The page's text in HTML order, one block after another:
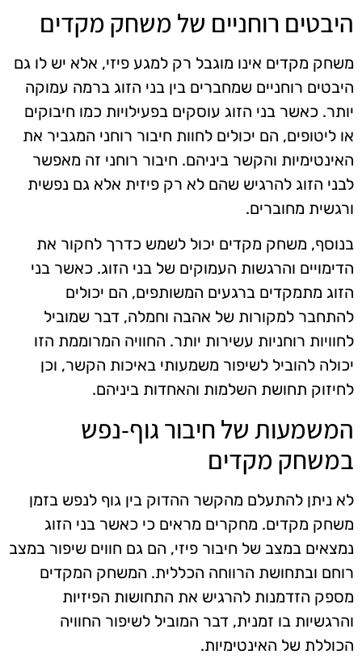
היבטים רוחניים של משחק מקדים
משחק מקדים אינו מוגבל רק למגע פיזי, אלא יש לו גם
היבטים רוחניים שמחברים בין בני הזוג ברמה עמוקה
יותר. כאשר בני הזוג עוסקים בפעילויות כמו חיבוקים
או ליטופים, הם יכולים לחוות חיבור רוחני המגביר את
האינטימיות והקשר ביניהם. חיבור רוחני זה מאפשר
לבני הזוג להרגיש שהם לא רק פיזית אלא גם נפשית
ורגשית מחוברים.
בנוסף, משחק מקדים יכול לשמש כדרך לחקור את
הדימויים והרגשות העמוקים של בני הזוג. כאשר בני
הזוג מתמקדים ברגעים המשותפים, הם יכולים
להתחבר למקורות של אהבה וחמלה, דבר שמוביל
לחוויות רוחניות עשירות יותר. החוויה המרוממת הזו
יכולה להוביל לשיפור משמעותי באיכות הקשר, וכן
לחיזוק תחושת השלמות והאחדות ביניהם.
המשמעות של חיבור גוף-נפש
במשחק מקדים
לא ניתן להתעלם מהקשר ההדוק בין גוף לנפש בזמן
משחק מקדים. מחקרים מראים כי כאשר בני הזוג
נמצאים במצב של חיבור פיזי, הם גם חווים שיפור במצב
רוחם ובתחושת הרווחה הכללית. המשחק המקדים
מספק הזדמנות להרגיש את התחושות הפיזיות
והרגשיות בו זמנית, דבר המוביל לשיפור החוויה
הכוללת של האינטימיות.